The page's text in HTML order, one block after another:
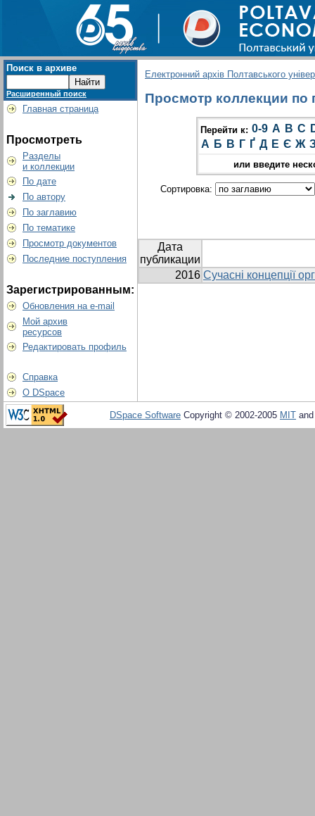
Поиск в архиве
Расширенный поиск
Главная страница
Просмотреть
Разделы
и коллекции
По дате
По автору
По заглавию
По тематике
Просмотр документов
Последние поступления
Зарегистрированным:
Обновления на e-mail
Мой архив
ресурсов
Редактировать профиль
Справка
О DSpace
Електронний архів Полтавського
Просмотр коллекции по
Перейти к: 0-9 A B C
А Б В Г Ґ Д Е Є Ж
или введите
Сортировка:
Дата
публикации
2016 Сучасні концепції
DSpace Software Copyright © 2002-2005 MIT